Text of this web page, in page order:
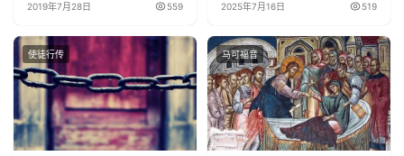
2019年7月28日 559 2025年7月16日 519
使徒行传 马可福音